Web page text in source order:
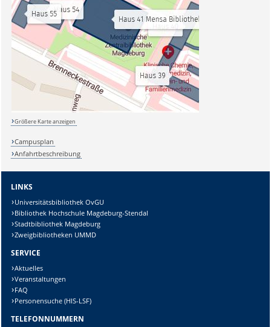
Größere Karte anzeigen
Campusplan
Anfahrtbeschreibung
LINKS
Universitätsbibliothek OvGU
Bibliothek Hochschule Magdeburg-Stendal
Stadtbibliothek Magdeburg
Zweigbibliotheken UMMD
SERVICE
Aktuelles
Veranstaltungen
FAQ
Personensuche (HIS-LSF)
TELEFONNUMMERN